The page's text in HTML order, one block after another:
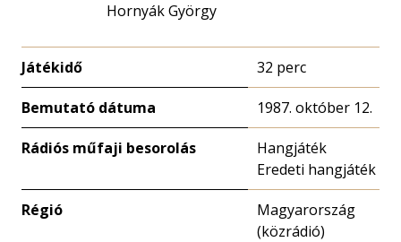
Hornyák György
Játékidő 32 perc
Bemutató dátuma 1987. október 12.
Rádiós műfaji besorolás
Hangjáték
Eredeti hangjáték
Régió
Magyarország
(közrádió)